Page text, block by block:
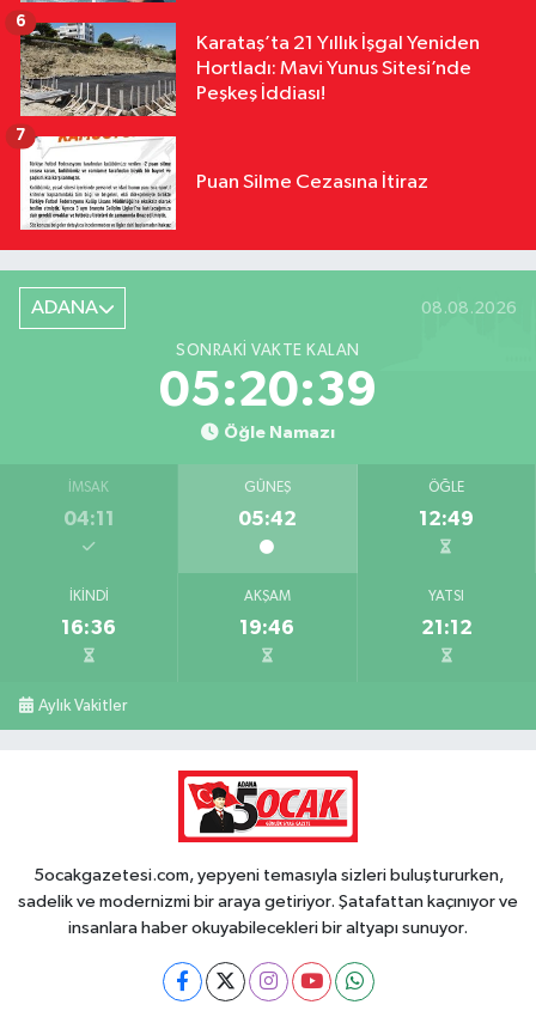
Karataş’ta 21 Yıllık İşgal Yeniden
Hortladı: Mavi Yunus Sitesi’nde
Peşkeş İddiası!
6
Puan Silme Cezasına İtiraz
7
ADANA 08.08.2026
SONRAKI VAKTE KALAN
05:20:38
Öğle Namazı
İMSAK
04:11
GÜNEŞ
05:42
ÖĞLE
12:49
İKINDI
16:36
AKŞAM
19:46
YATSI
21:12
Aylık Vakitler
5ocakgazetesi.com, yepyeni temasıyla sizleri buluştururken,
sadelik ve modernizmi bir araya getiriyor. Şatafattan kaçınıyor ve
insanlara haber okuyabilecekleri bir altyapı sunuyor.